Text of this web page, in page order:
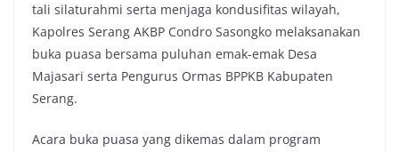
tali silaturahmi serta menjaga kondusifitas wilayah,
Kapolres Serang AKBP Condro Sasongko melaksanakan
buka puasa bersama puluhan emak-emak Desa
Majasari serta Pengurus Ormas BPPKB Kabupaten
Serang.
Acara buka puasa yang dikemas dalam program